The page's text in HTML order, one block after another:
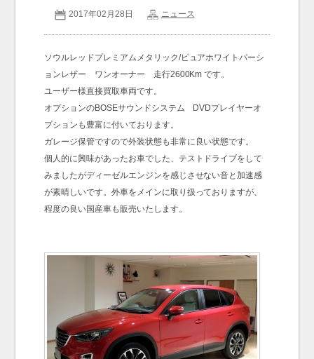
お問い合わせ
2017年02月28日 ニュース
ソウルレッドプレミアムメタリック/ピュアホワイトパーシ
ョンレザー ワンオーナー 走行2600Km です。
ユーザー様直接買取車両です。
オプションのBOSEサウンドシステム DVDプレイヤーオ
プションも豊富に付いております。
ガレージ保管ですので外装状態も非常に良い状態です。
個人的に興味があったお車でした、テストドライブをして
みましたがディーゼルエンジンを感じさせない音と加速感
が素晴しいです。外車をメインに取り扱っておりますが、
程度の良い国産車も販売いたします。